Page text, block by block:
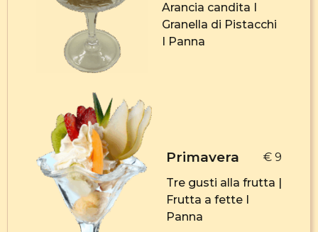
Arancia candita I
Granella di Pistacchi
I Panna
Primavera
€ 9
Tre gusti alla frutta |
Frutta a fette I
Panna